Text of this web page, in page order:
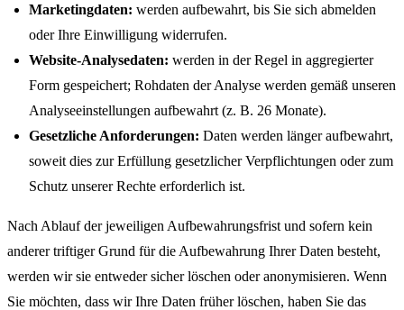
Marketingdaten: werden aufbewahrt, bis Sie sich abmelden
oder Ihre Einwilligung widerrufen.
Website-Analysedaten: werden in der Regel in aggregierter
Form gespeichert; Rohdaten der Analyse werden gemäß unseren
Analyseeinstellungen aufbewahrt (z. B. 26 Monate).
Gesetzliche Anforderungen: Daten werden länger aufbewahrt,
soweit dies zur Erfüllung gesetzlicher Verpflichtungen oder zum
Schutz unserer Rechte erforderlich ist.
Nach Ablauf der jeweiligen Aufbewahrungsfrist und sofern kein
anderer triftiger Grund für die Aufbewahrung Ihrer Daten besteht,
werden wir sie entweder sicher löschen oder anonymisieren. Wenn
Sie möchten, dass wir Ihre Daten früher löschen, haben Sie das